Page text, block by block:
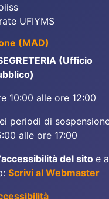
UFIYMS
(MAD)
(Ufficio
10:00 alle ore 12:00
periodi di
alle ore 17:00
del sito e a
Scrivi al Webmaster